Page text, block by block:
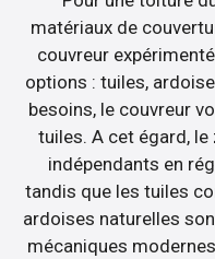
matériaux de
couvreur
options : tuiles,
besoins, le couvreur
tuiles. A cet égard,
indépendants en
tandis que les tuiles
ardoises naturelles
mécaniques